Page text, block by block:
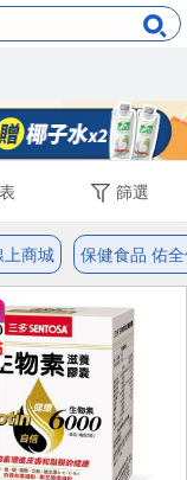
篩選
商城 保健食品 佑